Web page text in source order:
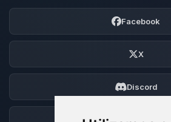
Facebook
X
Discord
Foro